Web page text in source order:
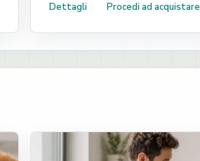
Dettagli Procedi ad acquistare